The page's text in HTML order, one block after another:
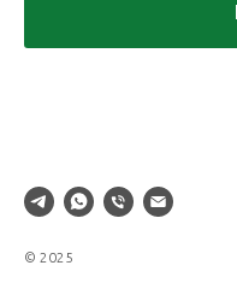
© 2025